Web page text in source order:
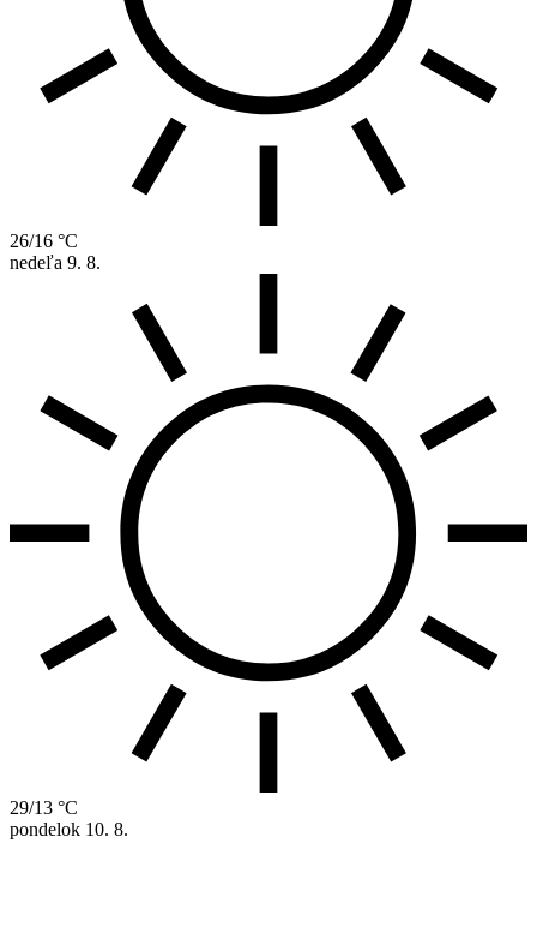
26/16 °C
nedeľa 9. 8.
29/13 °C
pondelok 10. 8.